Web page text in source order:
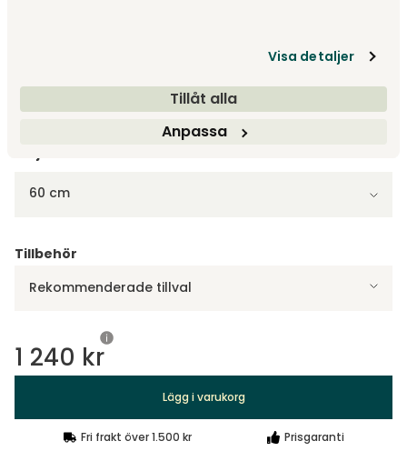
Visa detaljer
Tillåt alla
Anpassa
1 340 kr
Visa fler +1
60 cm
Tillbehör
Rekommenderade tillval
1 240 kr
Lägg i varukorg
Fri frakt över 1.500 kr Prisgaranti